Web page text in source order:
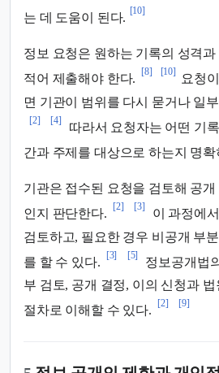
는 데 도움이 된다.
[10]
정보 요청은 원하는 기록의 성격
적어 제출해야 한다.
[8] [10]
요청
면 기관이 범위를 다시 묻거나 일
[2] [4]
따라서 요청자는 어떤 기
간과 주제를 대상으로 하는지 명확
기관은 접수된 요청을 검토해 공
인지 판단한다.
[2] [3]
이 과정에
검토하고, 필요한 경우 비공개 부
를 할 수 있다.
[3] [5]
정보공개법
부 검토, 공개 결정, 이의 신청과
절차로 이해할 수 있다.
[2] [9]